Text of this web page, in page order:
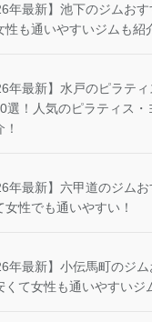
年最新】池下のジムお
性も通いやすいジムも紹
年最新】水戸のピラテ
選！人気のピラティス・
年最新】六甲道のジムお
女性でも通いやすい！
年最新】小伝馬町のジ
くて女性も通いやすいジ